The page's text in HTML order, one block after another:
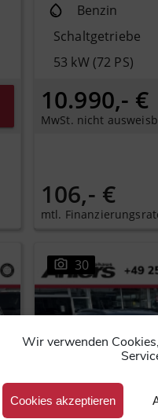
Wir verwenden
Cookies akzeptieren
Benzin
Schaltgetriebe
53 kW (72 PS)
10.990,- €
MwSt. nicht
106,- €
mtl.
30